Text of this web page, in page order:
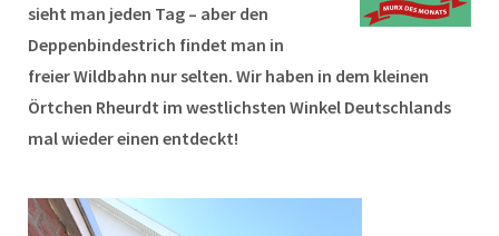
sieht man jeden Tag – aber den
Deppenbindestrich findet man in
freier Wildbahn nur selten. Wir haben in dem kleinen
Örtchen Rheurdt im westlichsten Winkel Deutschlands
mal wieder einen entdeckt!